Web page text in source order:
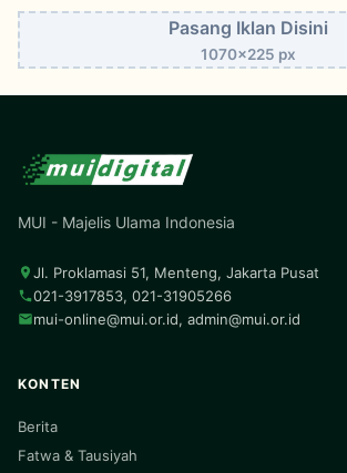
Pasang Iklan Disini
1070x225 px
MUI - Majelis Ulama Indonesia
Jl. Proklamasi 51, Menteng, Jakarta Pusat
021-3917853, 021-31905266
mui-online@mui.or.id, admin@mui.or.id
KONTEN
Berita
Fatwa & Tausiyah